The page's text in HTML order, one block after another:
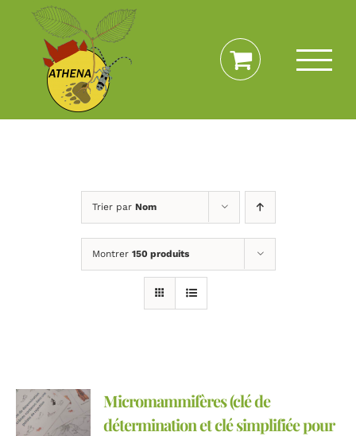
Passer
contenu
Trier par Nom
Montrer 150 produits
Micromammifères (clé de
détermination et clé simplifiée pour